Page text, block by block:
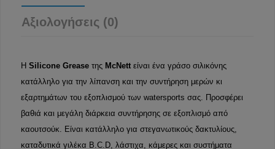
Αξιολογήσεις (0)
Η Silicone Grease της McNett είναι ένα γράσο σιλικόνης
κατάλληλο για την λίπανση και την συντήρηση μερών κι
εξαρτημάτων του εξοπλισμού των watersports σας. Προσφέρει
βαθιά και μεγάλη διάρκεια συντήρησης σε εξοπλισμό από
καουτσούκ. Είναι κατάλληλο για στεγανωτικούς δακτυλίους,
καταδυτικά γιλέκα B.C.D, λάστιχα, κάμερες και συστήματα